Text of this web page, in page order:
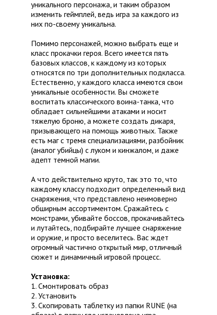
уникального персонажа, и таким образом
изменить геймплей, ведь игра за каждого из
них по-своему уникальна.
Помимо персонажей, можно выбрать еще и
класс прокачки героя. Всего имеется пять
базовых классов, к каждому из которых
относятся по три дополнительных подкласса.
Естественно, у каждого класса имеются свои
уникальные особенности. Вы сможете
воспитать классического воина-танка, что
обладает сильнейшими атаками и носит
тяжелую броню, а можете создать дикаря,
призывающего на помощь животных. Также
есть маг с тремя специализациями, разбойник
(аналог убийцы) с луком и кинжалом, и даже
адепт темной магии.
А что действительно круто, так это то, что
каждому классу подходит определенный вид
снаряжения, что представлено неимоверно
обширным ассортиментом. Сражайтесь с
монстрами, убивайте боссов, прокачивайтесь
и лутайтесь, подбирайте лучшее снаряжение
и оружие, и просто веселитесь. Вас ждет
огромный частично открытый мир, отличный
сюжет и динамичный игровой процесс.
Установка:
1. Смонтировать образ
2. Установить
3. Скопировать таблетку из папки RUNE (на